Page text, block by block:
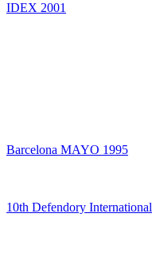
IDEX 2001
Barcelona MAYO 1995
10th Defendory International